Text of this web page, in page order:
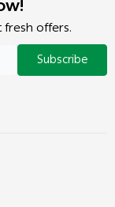
offers.
Subscribe